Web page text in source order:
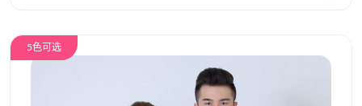
5色可选